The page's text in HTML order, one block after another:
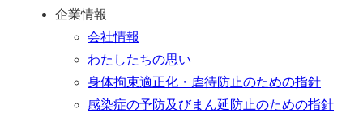
企業情報
会社情報
わたしたちの思い
身体拘束適正化・虐待防止のための指針
感染症の予防及びまん延防止のための指針